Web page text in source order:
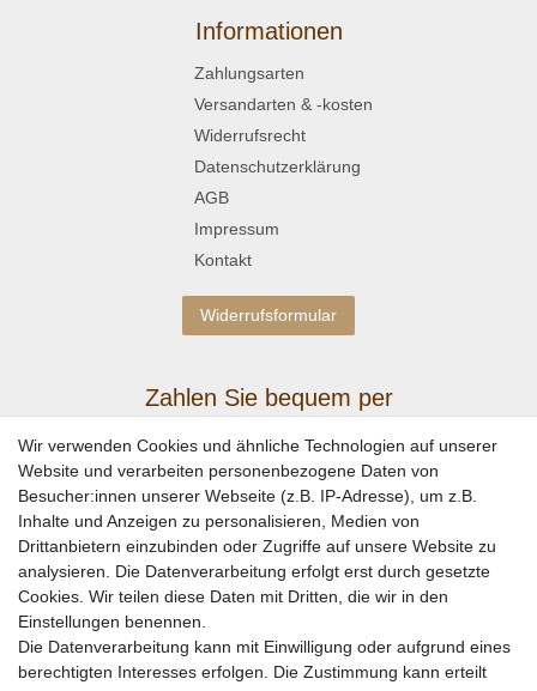
Informationen
Zahlungsarten
Versandarten & -kosten
Widerrufsrecht
Datenschutzerklärung
AGB
Impressum
Kontakt
Widerrufsformular
Zahlen Sie bequem per
Wir versenden mit
Wir verwenden Cookies und ähnliche Technologien auf unserer
Website und verarbeiten personenbezogene Daten von
Besucher:innen unserer Webseite (z.B. IP-Adresse), um z.B.
Inhalte und Anzeigen zu personalisieren, Medien von
Drittanbietern einzubinden oder Zugriffe auf unsere Website zu
analysieren. Die Datenverarbeitung erfolgt erst durch gesetzte
Cookies. Wir teilen diese Daten mit Dritten, die wir in den
Einstellungen benennen.
Die Datenverarbeitung kann mit Einwilligung oder aufgrund eines
berechtigten Interesses erfolgen. Die Zustimmung kann erteilt